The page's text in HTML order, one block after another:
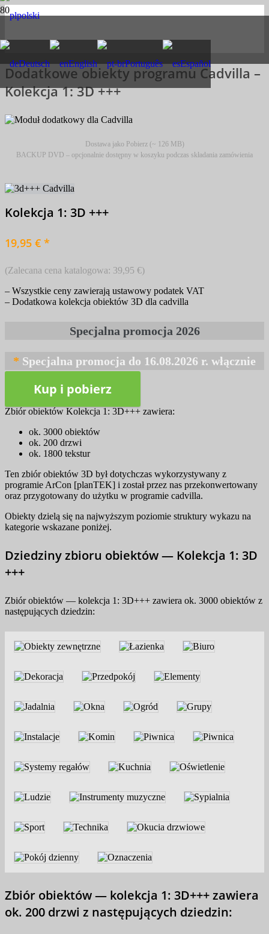
polski
Deutsch English Português Español
Dodatkowe obiekty programu Cadvilla –
Kolekcja 1: 3D +++
Dostawa jako Pobierz (~ 126 MB)
BACKUP DVD – opcjonalnie dostępny w koszyku podczas składania zamówienia
Kolekcja 1: 3D +++
19,95 € *
(Zalecana cena katalogowa: 39,95 €)
– Wszystkie ceny zawierają ustawowy podatek VAT
– Dodatkowa kolekcja obiektów 3D dla cadvilla
*
Kup i pobierz
Zbiór obiektów Kolekcja 1: 3D+++ zawiera:
ok. 3000 obiektów
ok. 200 drzwi
ok. 1800 tekstur
Ten zbiór obiektów 3D był dotychczas wykorzystywany z
programie ArCon [planTEK] i został przez nas przekonwertowany
oraz przygotowany do użytku w programie cadvilla.
Obiekty dzielą się na najwyższym poziomie struktury wykazu na
kategorie wskazane poniżej.
Dziedziny zbioru obiektów — Kolekcja 1: 3D
+++
Zbiór obiektów — kolekcja 1: 3D+++ zawiera ok. 3000 obiektów z
następujących dziedzin:
Zbiór obiektów — kolekcja 1: 3D+++ zawiera
ok. 200 drzwi z następujących dziedzin: